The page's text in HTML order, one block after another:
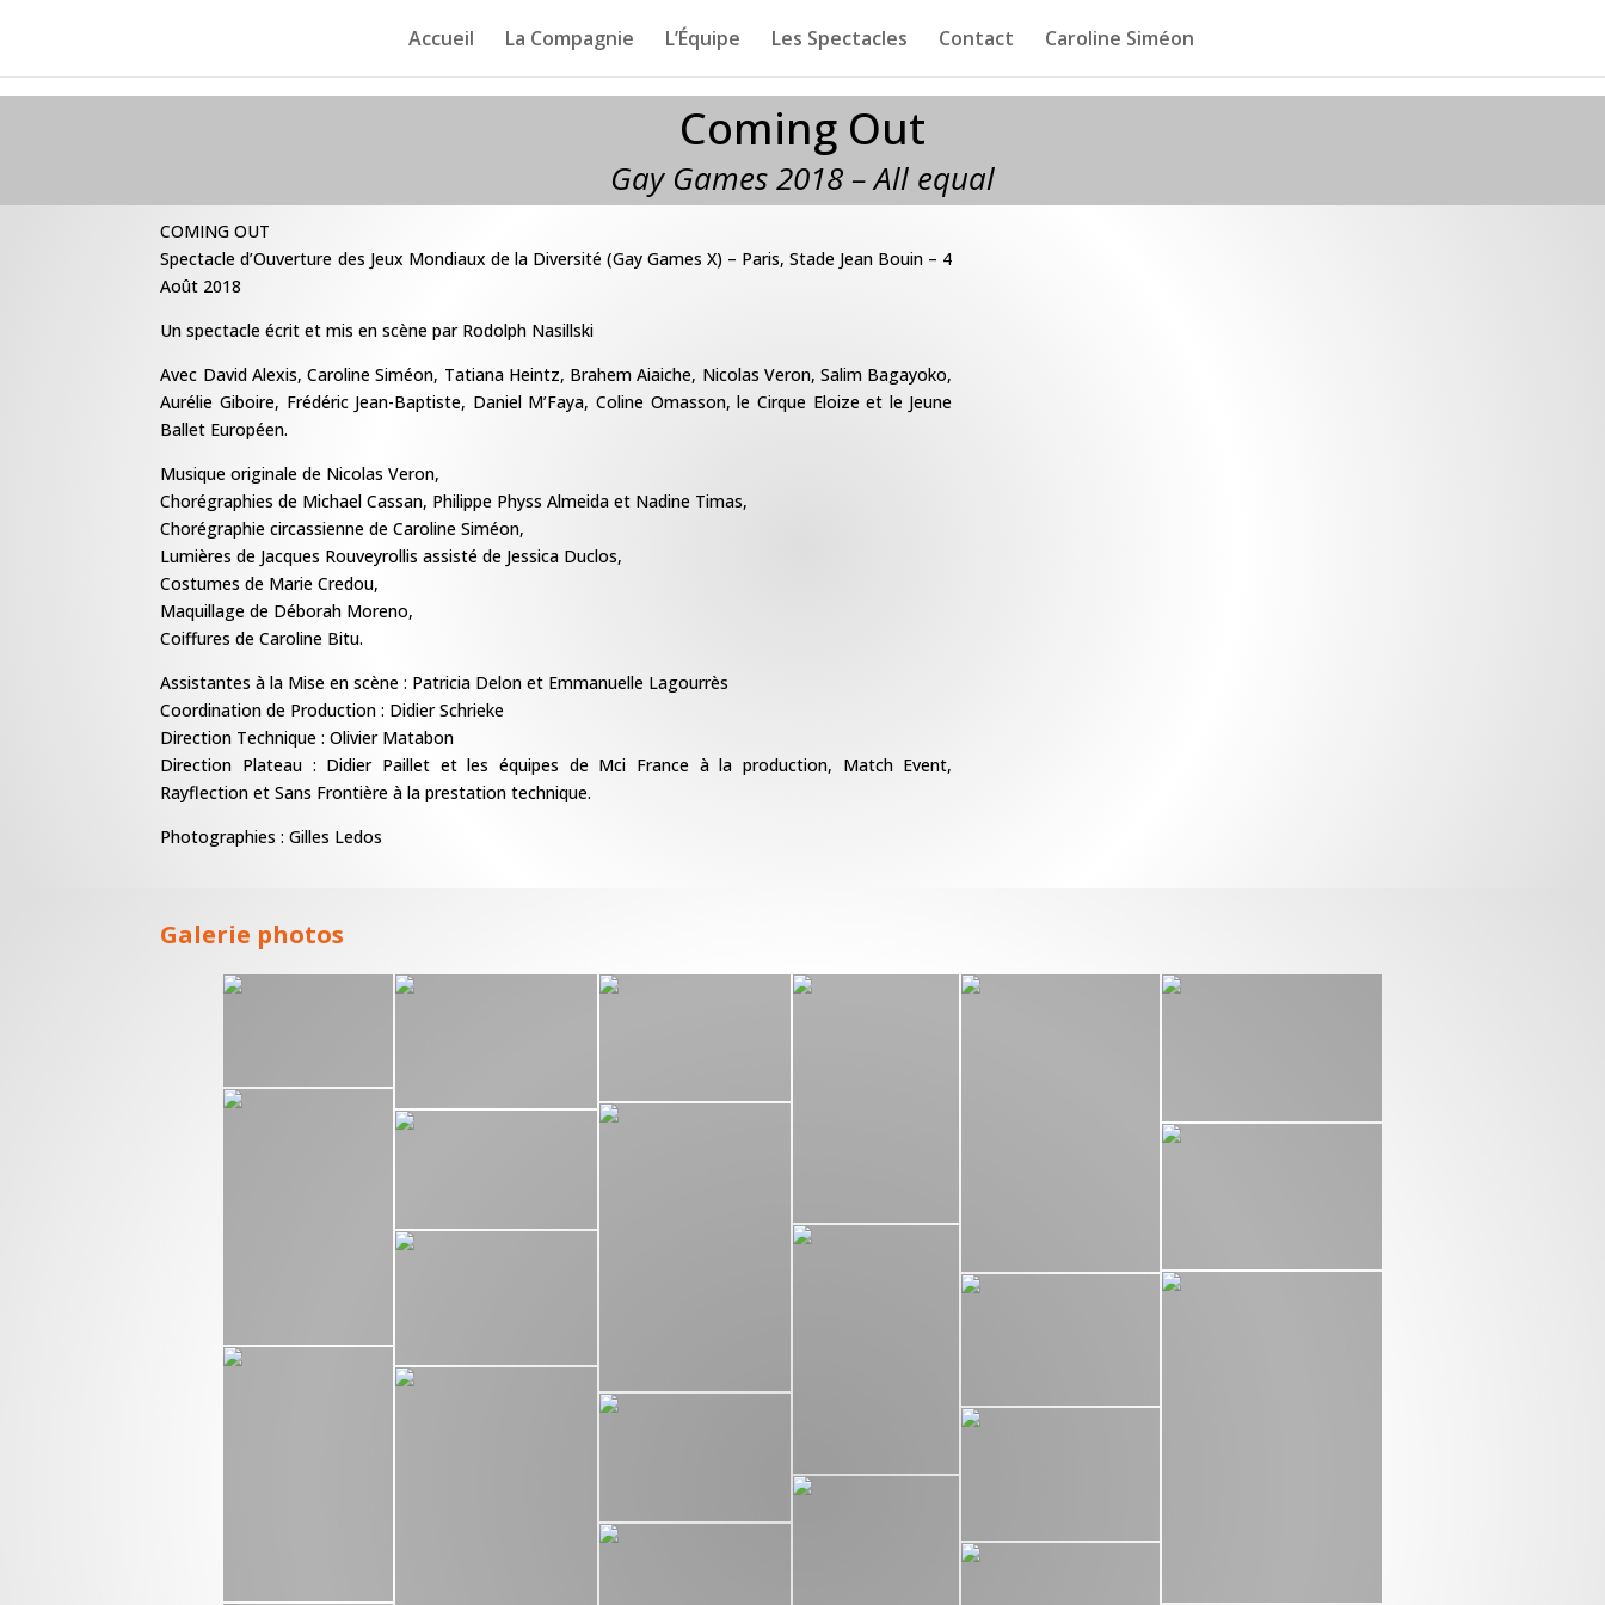
Accueil La Compagnie L’Équipe Les Spectacles Contact Caroline Siméon
Coming Out
Gay Games 2018 – All equal
COMING OUT
Spectacle d’Ouverture des Jeux Mondiaux de la Diversité (Gay Games X) – Paris, Stade Jean Bouin – 4
Août 2018
Un spectacle écrit et mis en scène par Rodolph Nasillski
Avec David Alexis, Caroline Siméon, Tatiana Heintz, Brahem Aiaiche, Nicolas Veron, Salim Bagayoko,
Aurélie Giboire, Frédéric Jean-Baptiste, Daniel M’Faya, Coline Omasson, le Cirque Eloize et le Jeune
Ballet Européen.
Musique originale de Nicolas Veron,
Chorégraphies de Michael Cassan, Philippe Physs Almeida et Nadine Timas,
Chorégraphie circassienne de Caroline Siméon,
Lumières de Jacques Rouveyrollis assisté de Jessica Duclos,
Costumes de Marie Credou,
Maquillage de Déborah Moreno,
Coiffures de Caroline Bitu.
Assistantes à la Mise en scène : Patricia Delon et Emmanuelle Lagourrès
Coordination de Production : Didier Schrieke
Direction Technique : Olivier Matabon
Direction Plateau : Didier Paillet et les équipes de Mci France à la production, Match Event,
Rayflection et Sans Frontière à la prestation technique.
Photographies : Gilles Ledos
Galerie photos